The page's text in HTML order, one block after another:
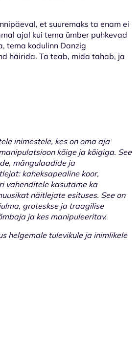
et suuremaks ta enam ei
ajal kui tema ümber puhkevad
tema kodulinn Danzig
häirida. Ta teab, mida tahab, ja
inimestele, kes on oma aja
kõige ja kõigiga. See
mängulaadide ja
kaheksapealine koor,
vahenditele kasutame ka
näitlejate esituses. See on
groteskse ja traagilise
ja kes manipuleeritav.
helgemale tulevikule ja inimlikele